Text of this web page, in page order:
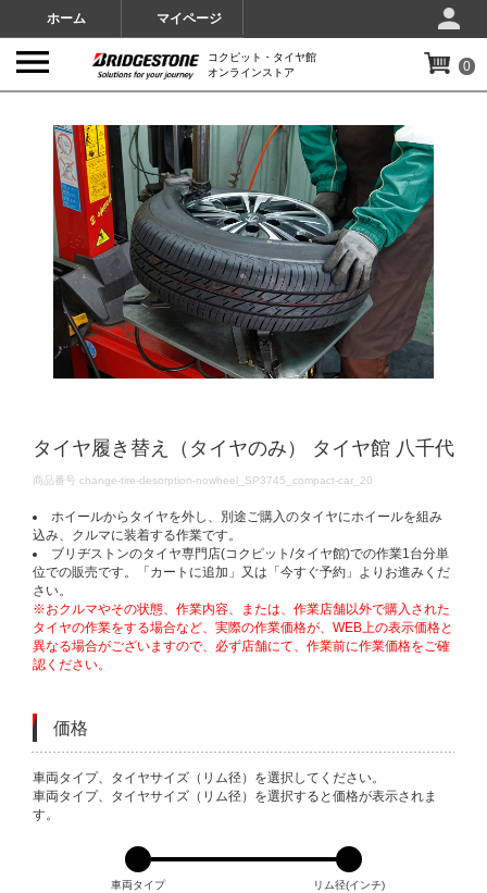
ホーム マイページ
コクピット・タイヤ館
オンラインストア
0
タイヤ履き替え（タイヤのみ） タイヤ館 八千代
DETAILS
商品番号 change-tire-desorption-nowheel_SP3745_compact-car_20
ホイールからタイヤを外し、別途ご購入のタイヤにホイールを組み
込み、クルマに装着する作業です。
ブリヂストンのタイヤ専門店(コクピット/タイヤ館)での作業1台分単
位での販売です。「カートに追加」又は「今すぐ予約」よりお進みくだ
さい。
※おクルマやその状態、作業内容、または、作業店舗以外で購入された
タイヤの作業をする場合など、実際の作業価格が、WEB上の表示価格と
異なる場合がございますので、必ず店舗にて、作業前に作業価格をご確
認ください。
価格
VARIATIONS
車両タイプ、タイヤサイズ（リム径）を選択してください。
車両タイプ、タイヤサイズ（リム径）を選択すると価格が表示されま
す。
車両タイプ リム径(インチ)